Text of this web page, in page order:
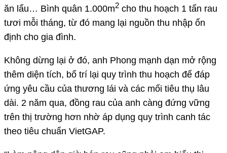
ăn lẩu… Bình quân 1.000m2 cho thu hoạch 1 tấn rau
tươi mỗi tháng, từ đó mang lại nguồn thu nhập ổn
định cho gia đình.
Không dừng lại ở đó, anh Phong mạnh dạn mở rộng
thêm diện tích, bố trí lại quy trình thu hoạch để đáp
ứng yêu cầu của thương lái và các mối tiêu thụ lâu
dài. 2 năm qua, đồng rau của anh càng đứng vững
trên thị trường hơn nhờ áp dụng quy trình canh tác
theo tiêu chuẩn VietGAP.